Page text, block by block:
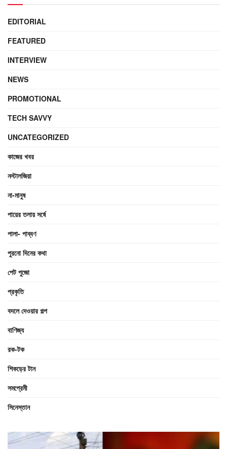
EDITORIAL
FEATURED
INTERVIEW
NEWS
PROMOTIONAL
TECH SAVVY
UNCATEGORIZED
কাজের খবর
নস্টালজিয়া
না-মানুষ
পায়ের তলায় সর্ষে
পালা- পাব্বণ
পুরনো দিনের কথা
পেট পুজো
প্রকৃতি
বদলে দেওয়ার গল্প
বাণিজ্য
রক-টক
শিকড়ের টান
সমপ্রেমী
সিনেস্তান